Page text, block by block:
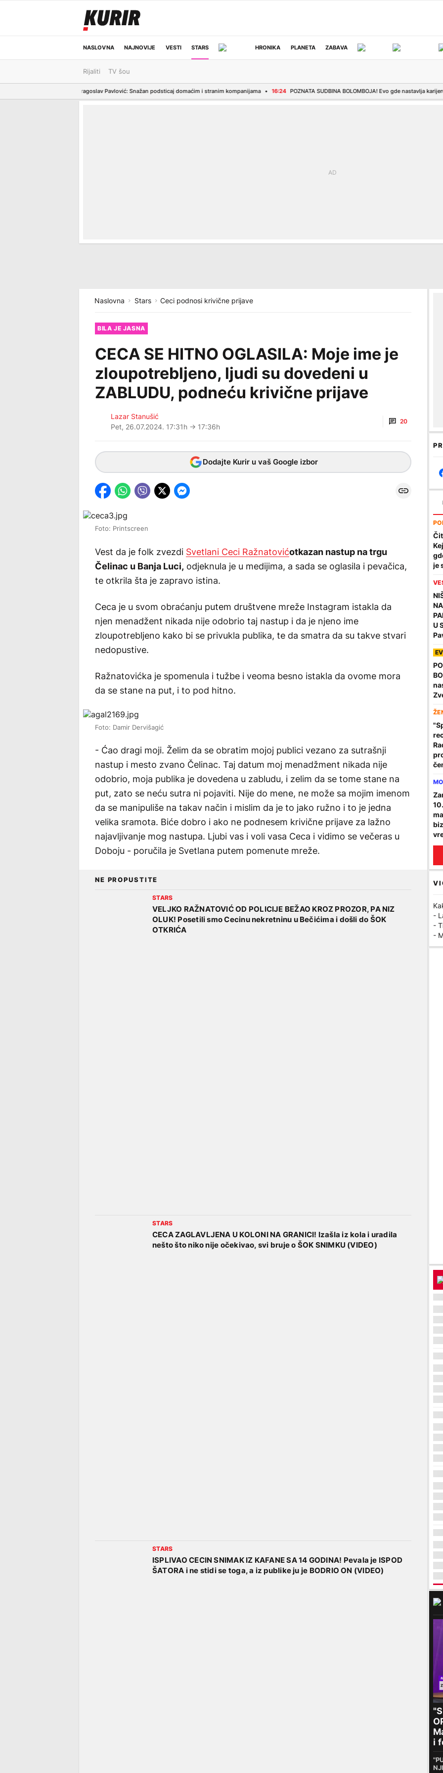
NASLOVNA NAJNOVIJE VESTI STARS HRONIKA PLANETA ZABAVA
ODRŽIVA BUDUĆNOST
Rijaliti TV šou
U SEPTEMBRU Dragoslav Pavlović: Snažan podsticaj domaćim i stranim kompanijama 16:24 POZNATA SUDBINA BOLOMBOJA! Evo gde nastavlja karijeru posle
Naslovna Stars Ceci podnosi krivične prijave
BILA JE JASNA
CECA SE HITNO OGLASILA: Moje ime je
zloupotrebljeno, ljudi su dovedeni u
ZABLUDU, podneću krivične prijave
Lazar Stanušić
Pet, 26.07.2024. 17:31h → 17:36h
20
Dodajte Kurir u vaš Google izbor
Foto: Printscreen
Vest da je folk zvezdi Svetlani Ceci Ražnatovićotkazan nastup na trgu
Čelinac u Banja Luci, odjeknula je u medijima, a sada se oglasila i pevačica,
te otkrila šta je zapravo istina.
Ceca je u svom obraćanju putem društvene mreže Instagram istakla da
njen menadžent nikada nije odobrio taj nastup i da je njeno ime
zloupotrebljeno kako bi se privukla publika, te da smatra da su takve stvari
nedopustive.
Ražnatovićka je spomenula i tužbe i veoma besno istakla da ovome mora
da se stane na put, i to pod hitno.
Foto: Damir Dervišagić
- Ćao dragi moji. Želim da se obratim mojoj publici vezano za sutrašnji
nastup i mesto zvano Čelinac. Taj datum moj menadžment nikada nije
odobrio, moja publika je dovedena u zabludu, i zelim da se tome stane na
put, zato se neću sutra ni pojaviti. Nije do mene, ne može sa mojim imenom
da se manipuliše na takav način i mislim da je to jako ružno i to je jedna
velika sramota. Biće dobro i ako ne podnesem krivične prijave za lažno
najavljivanje mog nastupa. Ljubi vas i voli vasa Ceca i vidimo se večeras u
Doboju - poručila je Svetlana putem pomenute mreže.
NE PROPUSTITE
STARS
VELJKO RAŽNATOVIĆ OD POLICIJE BEŽAO KROZ PROZOR, PA NIZ
OLUK! Posetili smo Cecinu nekretninu u Bečićima i došli do ŠOK
OTKRIĆA
STARS
CECA ZAGLAVLJENA U KOLONI NA GRANICI! Izašla iz kola i uradila
nešto što niko nije očekivao, svi bruje o ŠOK SNIMKU (VIDEO)
STARS
ISPLIVAO CECIN SNIMAK IZ KAFANE SA 14 GODINA! Pevala je ISPOD
ŠATORA i ne stidi se toga, a iz publike ju je BODRIO ON (VIDEO)
je
U
-
-
-
i